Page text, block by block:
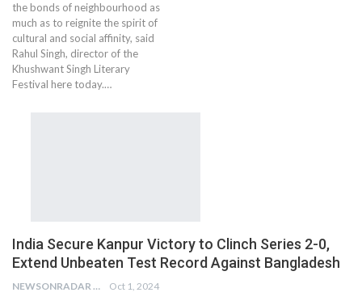
the bonds of neighbourhood as
much as to reignite the spirit of
cultural and social affinity, said
Rahul Singh, director of the
Khushwant Singh Literary
Festival here today.…
India Secure Kanpur Victory to Clinch Series 2-0,
Extend Unbeaten Test Record Against Bangladesh
NEWSONRADAR BUREAU Oct 1, 2024